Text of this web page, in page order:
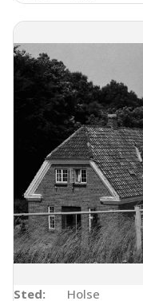
Sted:
Holse